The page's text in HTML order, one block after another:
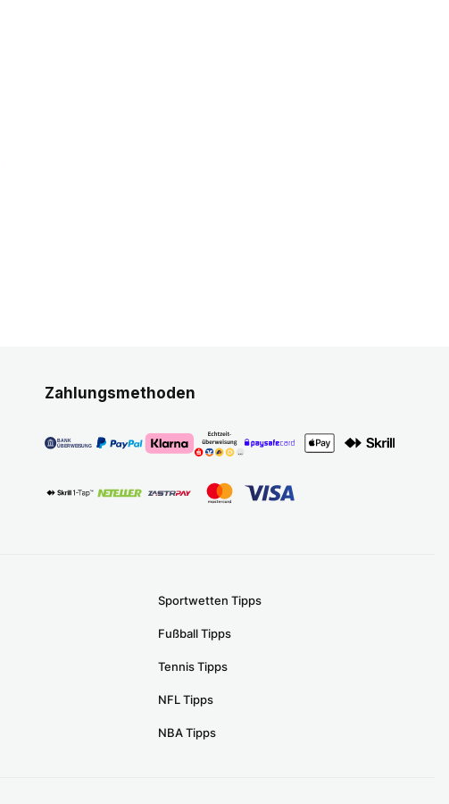
Zahlungsmethoden
Sportwetten Tipps
Fußball Tipps
Tennis Tipps
NFL Tipps
NBA Tipps